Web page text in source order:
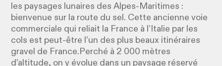
les paysages lunaires des Alpes-Maritimes :
bienvenue sur la route du sel. Cette ancienne voie
commerciale qui reliait la France à l’Italie par les
cols est peut-être l’un des plus beaux itinéraires
gravel de France.Perché à 2 000 mètres
d’altitude, on y évolue dans un paysage réservé